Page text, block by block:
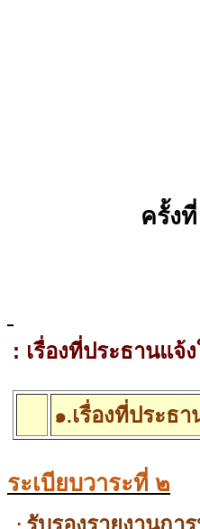
ครั้ง
: เรื่องที่ประธานแจ้
๑.เรื่องที่ประธ
ระเบียบวาระที่ ๒
รับรองรายงานกา